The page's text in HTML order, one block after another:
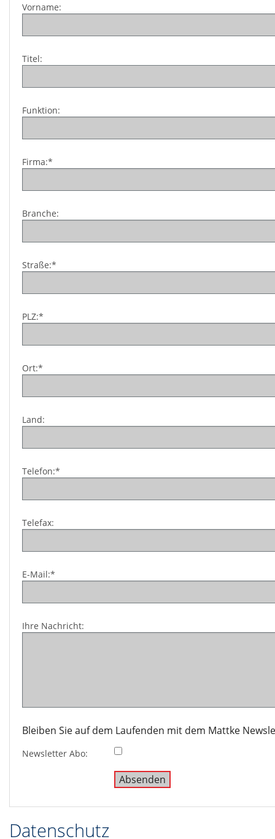
Vorname:
Titel:
Funktion:
Firma:*
Branche:
Straße:*
PLZ:*
Ort:*
Land:
Telefon:*
Telefax:
E-Mail:*
Ihre Nachricht:
Bleiben Sie auf dem Laufenden mit dem Mattke
Newsletter Abo:
Datenschutz